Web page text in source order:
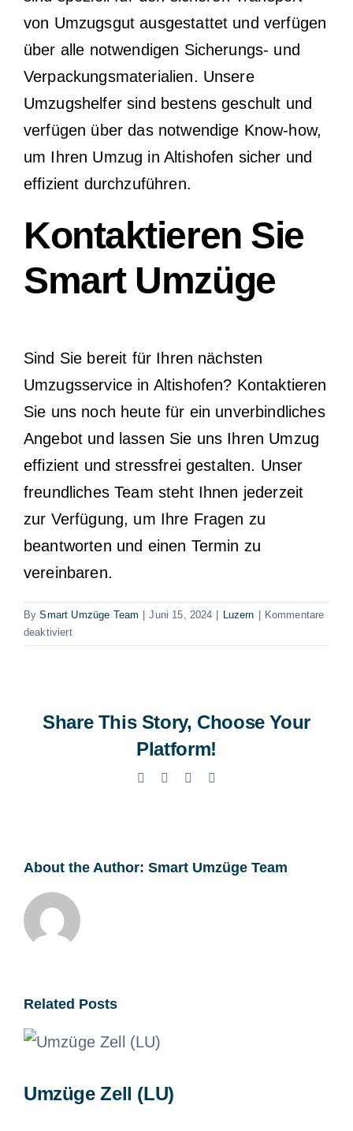
von Umzugsgut ausgestattet und verfügen
über alle notwendigen Sicherungs- und
Verpackungsmaterialien. Unsere
Umzugshelfer sind bestens geschult und
verfügen über das notwendige Know-how,
um Ihren Umzug in Altishofen sicher und
effizient durchzuführen.
Kontaktieren Sie
Smart Umzüge
Sind Sie bereit für Ihren nächsten
Umzugsservice in Altishofen? Kontaktieren
Sie uns noch heute für ein unverbindliches
Angebot und lassen Sie uns Ihren Umzug
effizient und stressfrei gestalten. Unser
freundliches Team steht Ihnen jederzeit
zur Verfügung, um Ihre Fragen zu
beantworten und einen Termin zu
vereinbaren.
BySmart Umzüge Team Juni 15, 2024 Luzern
Kommentare
deaktiviertfür
Umzugsservice
Share This Story, Choose Your
Platform!
Facebook LinkedIn
About the Author: Smart Umzüge Team
Related Posts
Umzüge Zell (LU)